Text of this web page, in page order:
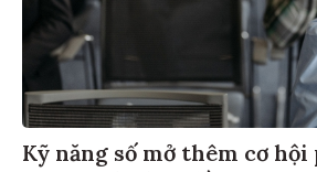
Kỹ năng số mở thêm cơ